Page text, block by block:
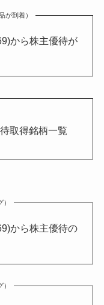
が到着）
から株主優待が
取得銘柄一覧
から株主優待の